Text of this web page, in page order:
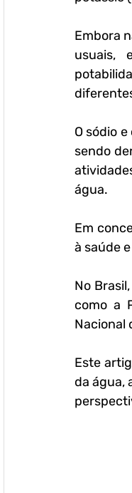
Embora
usuais,
O sódio
sendo
água.
Em
à saúde
No
como a
Nacional
Este
da água,